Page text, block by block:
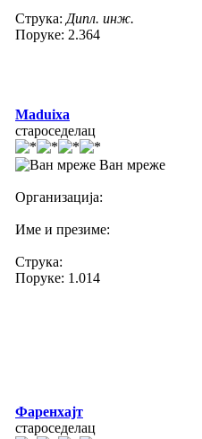
Струка: Дипл. инж.
Поруке: 2.364
Maduixa
староседелац
Ван мреже
Организација:
Име и презиме:
Струка:
Поруке: 1.014
Фаренхајт
староседелац